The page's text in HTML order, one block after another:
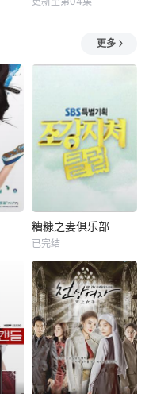
更多
糟糠之妻俱乐部
已完结